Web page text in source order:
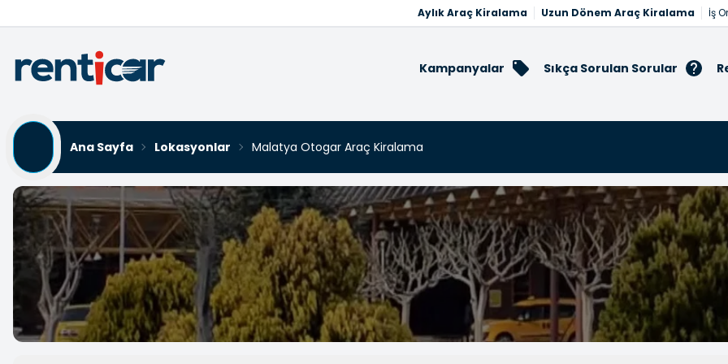
Aylık Araç Kiralama Uzun Dönem Araç Kiralama İş
Kampanyalar Sıkça Sorulan Sorular
Ana Sayfa
Lokasyonlar Malatya Otogar Araç Kiralama